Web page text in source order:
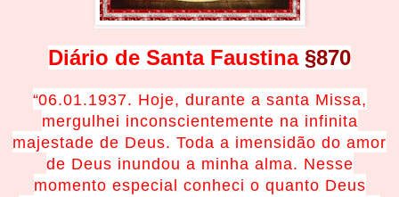
Diário de Santa Faustina §870
“06.01.1937. Hoje, durante a santa Missa,
mergulhei inconscientemente na infinita
majestade de Deus. Toda a imensidão do amor
de Deus inundou a minha alma. Nesse
momento especial conheci o quanto Deus